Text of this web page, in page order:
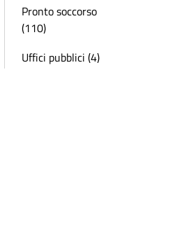
Pronto soccorso
(110)
Uffici pubblici (4)